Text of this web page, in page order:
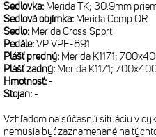
Sedlovka: Merida TK; 30.9mm
Sedlová objímka: Merida Comp QR
Sedlo: Merida Cross Sport
Pedále:VP VPE-891
Plášť predný: Merida K1171;
Plášť zadný: Merida K1171;
Hmotnosť: -
Stojan: -
Vzhľadom na súčasnú situáciu v
nemusia byť zaznamenané na